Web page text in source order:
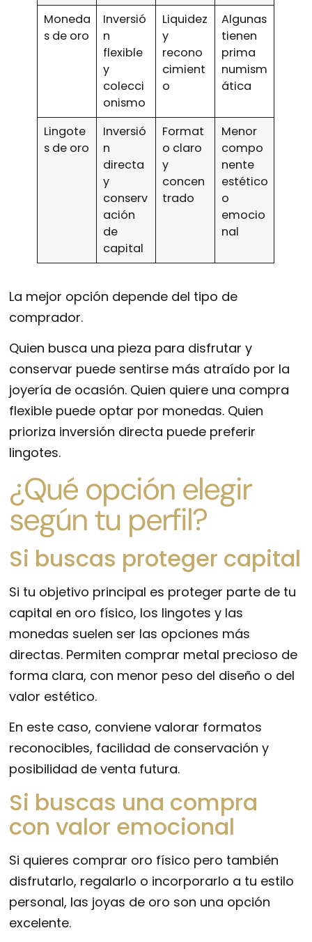
Moneda
s de oro
Inversió
n
flexible
y
colecci
onismo
Liquidez
y
recono
cimient
o
Algunas
tienen
prima
numism
ática
Lingote
s de oro
Inversió
n
directa
y
conserv
ación
de
capital
Format
o claro
y
concen
trado
Menor
compo
nente
estético
o
emocio
nal
La mejor opción depende del tipo de
comprador.
Quien busca una pieza para disfrutar y
conservar puede sentirse más atraído por la
joyería de ocasión. Quien quiere una compra
flexible puede optar por monedas. Quien
prioriza inversión directa puede preferir
lingotes.
¿Qué opción elegir
según tu perfil?
Si buscas proteger capital
Si tu objetivo principal es proteger parte de tu
capital en oro físico, los lingotes y las
monedas suelen ser las opciones más
directas. Permiten comprar metal precioso de
forma clara, con menor peso del diseño o del
valor estético.
En este caso, conviene valorar formatos
reconocibles, facilidad de conservación y
posibilidad de venta futura.
Si buscas una compra
con valor emocional
Si quieres comprar oro físico pero también
disfrutarlo, regalarlo o incorporarlo a tu estilo
personal, las joyas de oro son una opción
excelente.